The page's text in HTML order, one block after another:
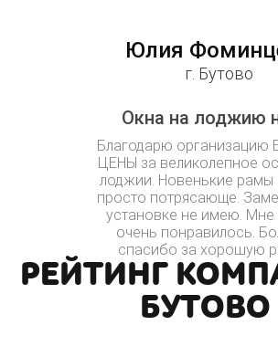
Юлия
г. Бутово
Окна на лоджию
Благодарю
ЦЕНЫ за великолепное
лоджии. Новенькие рамы
просто потрясающе.
установке не имею. Мне
очень понравилось.
спасибо за хорошую
РЕЙТИНГ
БУТОВО